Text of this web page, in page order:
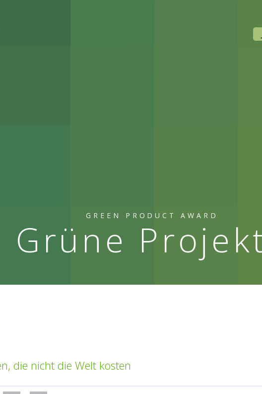
GREEN PRODUCT AWARD
Grüne
die nicht die Welt kosten